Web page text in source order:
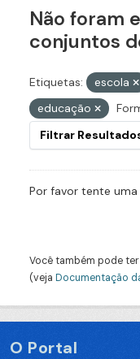
Não foram
conjuntos
Etiquetas: escola
educação
Filtrar
Por favor tente uma
Você também pode
(veja Documentação
O Portal